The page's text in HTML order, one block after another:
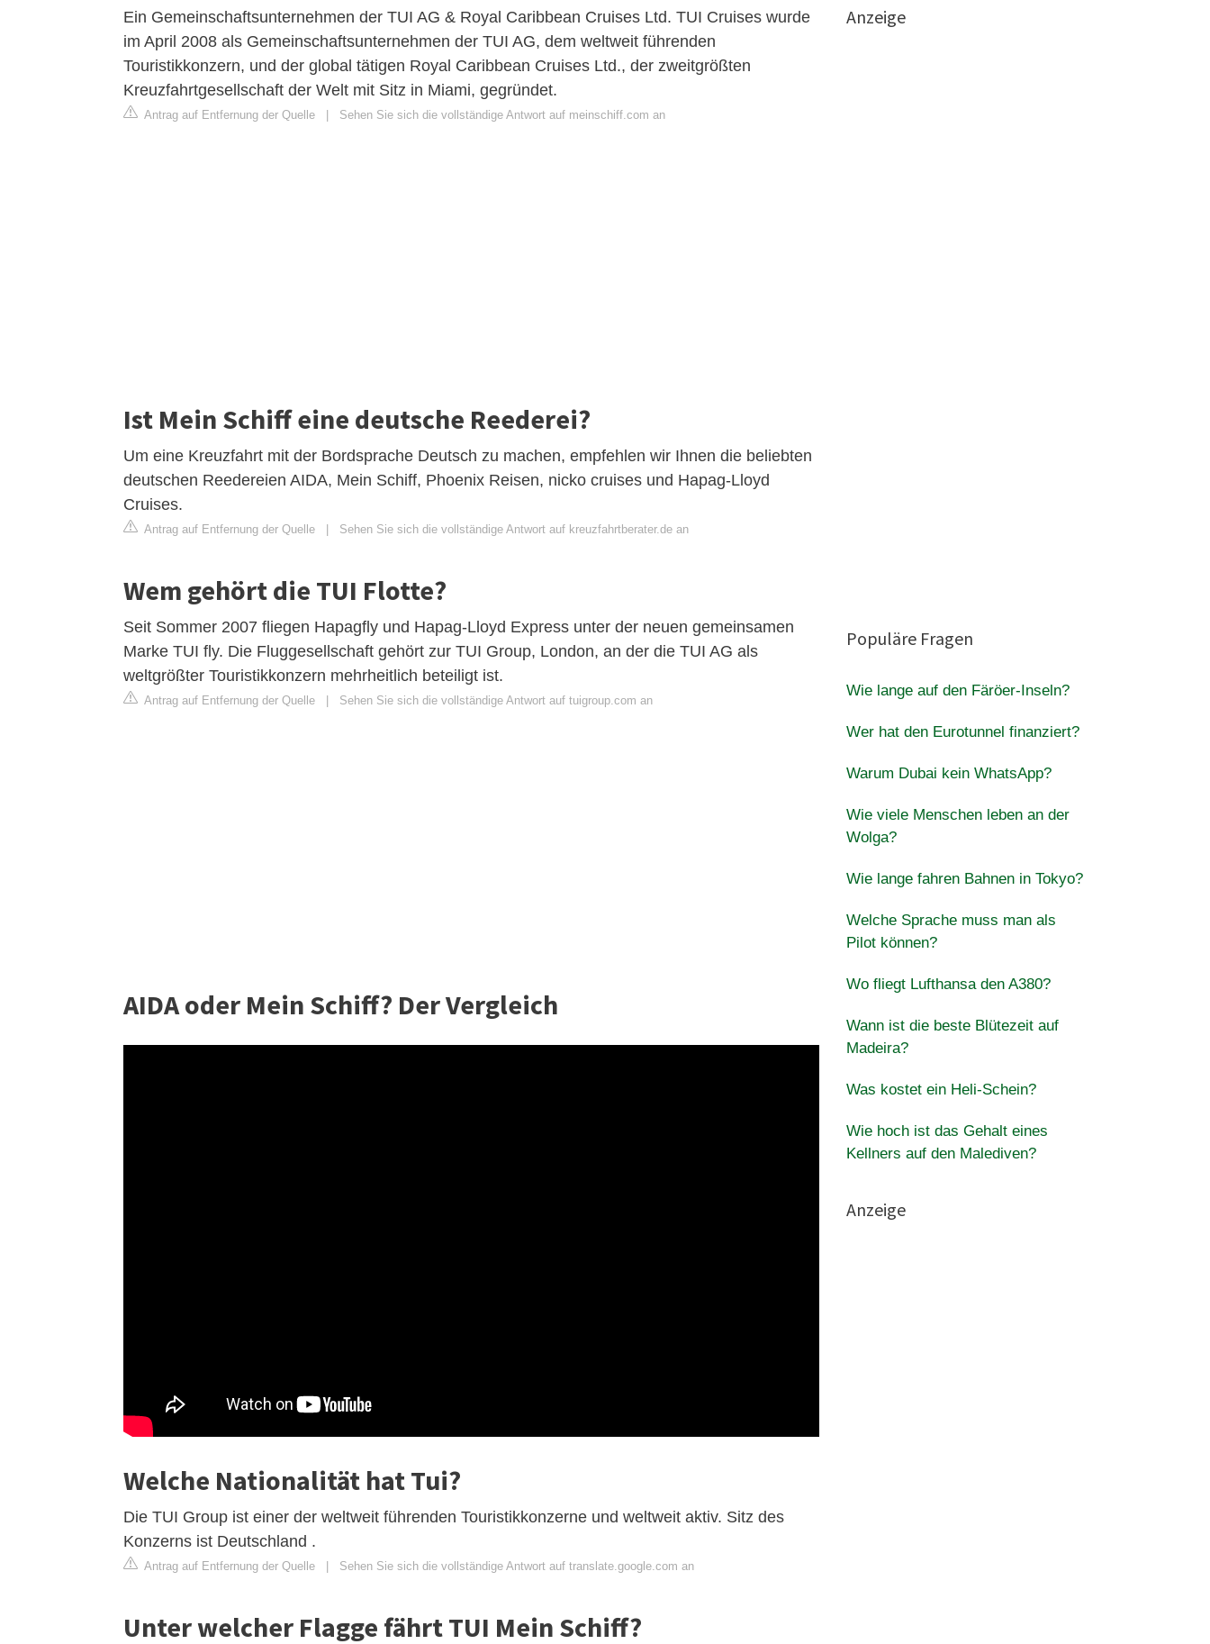
Ein Gemeinschaftsunternehmen der TUI AG & Royal Caribbean Cruises Ltd. TUI Cruises wurde
im April 2008 als Gemeinschaftsunternehmen der TUI AG, dem weltweit führenden
Touristikkonzern, und der global tätigen Royal Caribbean Cruises Ltd., der zweitgrößten
Kreuzfahrtgesellschaft der Welt mit Sitz in Miami, gegründet.
Antrag auf Entfernung der Quelle Sehen Sie sich die vollständige Antwort auf meinschiff.com an
Ist Mein Schiff eine deutsche Reederei?
Um eine Kreuzfahrt mit der Bordsprache Deutsch zu machen, empfehlen wir Ihnen die beliebten
deutschen Reedereien AIDA, Mein Schiff, Phoenix Reisen, nicko cruises und Hapag-Lloyd
Cruises.
Antrag auf Entfernung der Quelle Sehen Sie sich die vollständige Antwort auf kreuzfahrtberater.de an
Wem gehört die TUI Flotte?
Seit Sommer 2007 fliegen Hapagfly und Hapag-Lloyd Express unter der neuen gemeinsamen
Marke TUI fly. Die Fluggesellschaft gehört zur TUI Group, London, an der die TUI AG als
weltgrößter Touristikkonzern mehrheitlich beteiligt ist.
Antrag auf Entfernung der Quelle Sehen Sie sich die vollständige Antwort auf tuigroup.com an
AIDA oder Mein Schiff? Der Vergleich
Welche Nationalität hat Tui?
Die TUI Group ist einer der weltweit führenden Touristikkonzerne und weltweit aktiv. Sitz des
Konzerns ist Deutschland .
Antrag auf Entfernung der Quelle | Sehen Sie sich die vollständige Antwort auf translate.google.com an
Unter welcher Flagge fährt TUI Mein Schiff?
Anzeige
Populäre Fragen
Wie lange auf den Färöer-Inseln?
Wer hat den Eurotunnel finanziert?
Warum Dubai kein WhatsApp?
Wie viele Menschen leben an der
Wolga?
Wie lange fahren Bahnen in Tokyo?
Welche Sprache muss man als
Pilot können?
Wo fliegt Lufthansa den A380?
Wann ist die beste Blütezeit auf
Madeira?
Was kostet ein Heli-Schein?
Wie hoch ist das Gehalt eines
Kellners auf den Malediven?
Anzeige